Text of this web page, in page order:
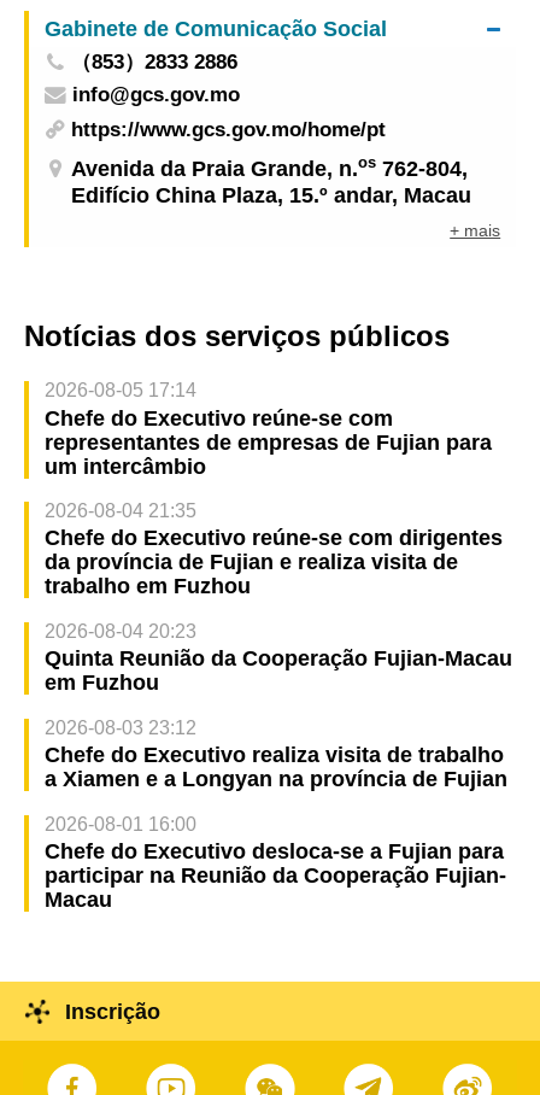
Gabinete de Comunicação Social
（853）2833 2886
info@gcs.gov.mo
https://www.gcs.gov.mo/home/pt
Avenida da Praia Grande, n.os 762-804,
Edifício China Plaza, 15.º andar, Macau
+ mais
Notícias dos serviços públicos
2026-08-05 17:14
Chefe do Executivo reúne-se com
representantes de empresas de Fujian para
um intercâmbio
2026-08-04 21:35
Chefe do Executivo reúne-se com dirigentes
da província de Fujian e realiza visita de
trabalho em Fuzhou
2026-08-04 20:23
Quinta Reunião da Cooperação Fujian-Macau
em Fuzhou
2026-08-03 23:12
Chefe do Executivo realiza visita de trabalho
a Xiamen e a Longyan na província de Fujian
2026-08-01 16:00
Chefe do Executivo desloca-se a Fujian para
participar na Reunião da Cooperação Fujian-
Macau
Inscrição